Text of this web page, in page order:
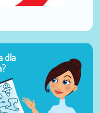
dla